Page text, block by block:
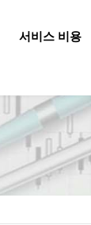
서비스 비용